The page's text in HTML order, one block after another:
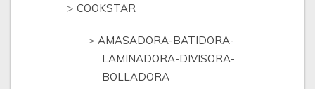
COOKSTAR
AMASADORA-BATIDORA-
LAMINADORA-DIVISORA-
BOLLADORA